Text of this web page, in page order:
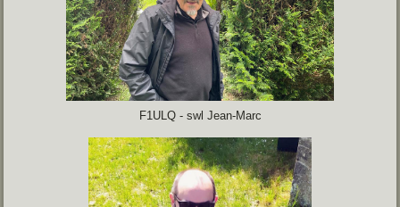
F1ULQ - swl Jean-Marc